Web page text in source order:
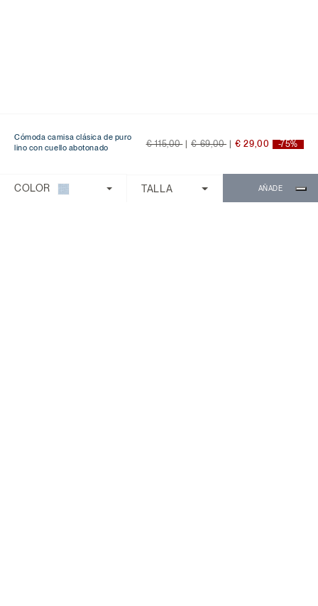
Cómoda camisa clásica de puro
lino con cuello abotonado
precio rebajado desde
€ 115,00 a| precio rebajado desde
€ 69,00 a| € 29,00 -75%
COLOR TALLA AÑADE